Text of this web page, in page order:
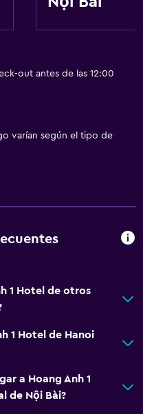
out antes de las 12:00
varían según el tipo de
1 Hotel de otros
1 Hotel de Hanoi
a Hoang Anh 1
de Nội Bài?